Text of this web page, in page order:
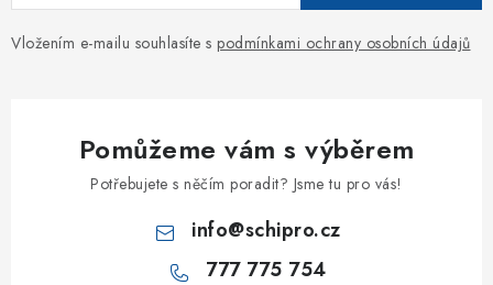
Vložením e-mailu souhlasíte s podmínkami ochrany osobních údajů
Pomůžeme vám s výběrem
Potřebujete s něčím poradit? Jsme tu pro vás!
info@schipro.cz
777 775 754